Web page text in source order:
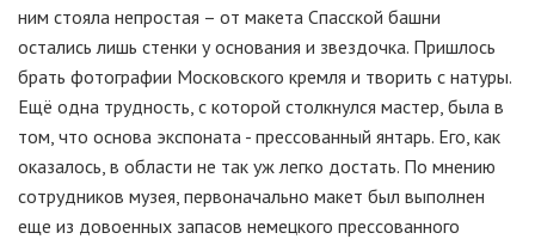
ним стояла непростая – от макета Спасской башни
остались лишь стенки у основания и звездочка. Пришлось
брать фотографии Московского кремля и творить с натуры.
Ещё одна трудность, с которой столкнулся мастер, была в
том, что основа экспоната - прессованный янтарь. Его, как
оказалось, в области не так уж легко достать. По мнению
сотрудников музея, первоначально макет был выполнен
еще из довоенных запасов немецкого прессованного